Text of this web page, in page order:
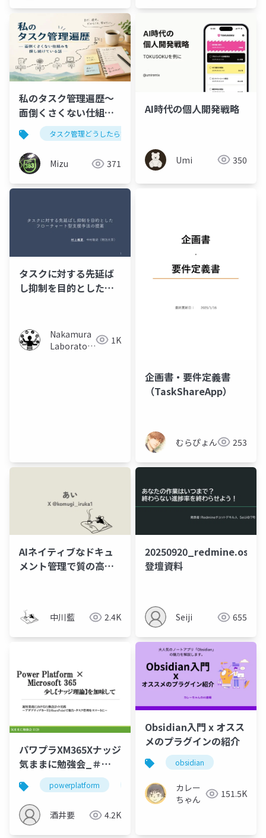
私のタスク管理遍歴〜
面倒くさくない仕組み
を探し続けている話〜
タスク管理どうしたら委員会
Mizu 371
AI時代の個人開発戦略
Umi 350
タスクに対する先延ば
し抑制を目的としたフ
Nakamura
Laboratory
1K
企画書・要件定義書
（TaskShareApp）
むらぴょん 253
AIネイティブなドキュ
メント管理で質の高い
中川藍 2.4K
20250920_redmine.osaka
登壇資料
Seiji 655
パワプラXM365Xナッジ
気ままに勉強会_＃
120_資料powerplatform m365 ナッジ理論
酒井要 4.2K
Obsidian入門 x オスス
メのプラグインの紹介
obsidian
カレー
ちゃん
151.5K